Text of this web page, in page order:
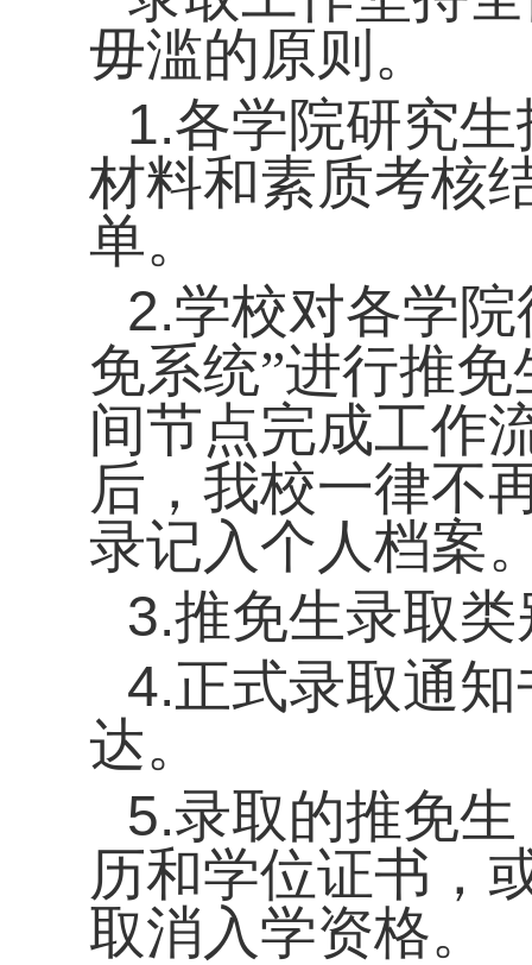
毋滥的原则。
1.各学院研究
材料和素质考核
单。
2.学校对各学
免系统”进行推免
间节点完成工作
后，我校一律不
录记入个人档案
3.推免生录取类
4.正式录取通
达。
5.录取的推免
历和学位证书，
取消入学资格。